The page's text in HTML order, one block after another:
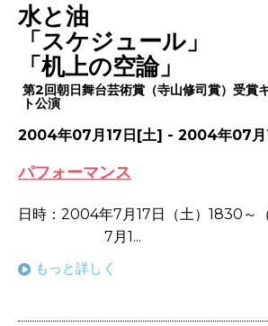
水と油
「スケジュール」
「机上の空論」
第2回朝日舞台芸術賞（寺山修司賞）受賞
ト公演
2004年07月17日[土] - 2004年07月
パフォーマンス
日時：2004年7月17日（土）1830～
7月1...
もっと詳しく